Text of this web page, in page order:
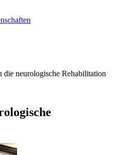
die neurologische Rehabilitation